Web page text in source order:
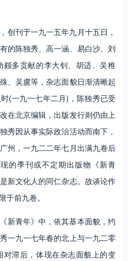
刊于一九一五年九月十五日，
的陈独秀、高一涵、易白沙、刘
多贡献的李大钊、胡适、吴稚
、吴虞等，杂志面貌日渐清晰起
(一九一七年二月)，陈独秀已受
在北京编辑，出版发行则仍由上
秀因从事实际政治活动而南下，
州，一九二二年七月出满九卷后
的季刊或不定期出版物《新青
新文化人的同仁杂志。故谈论作
前九卷。
青年》中，依其基本面貌，约
一九一七年春的北上与一九二零
滞后，体现在杂志面貌上的变